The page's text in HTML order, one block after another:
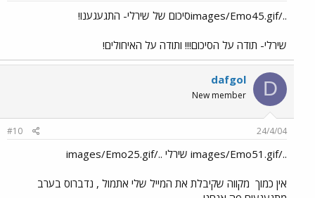
../images/Emo45.gifסיכום של שירלי- התגעגענו!
שירלי- תודה על הסיכום!!! ותודה על האיחולים!
D
dafgol
New member
24/4/04
#10
../images/Emo51.gif שירלי ../images/Emo25.gif
אין כמוך מקווה שקיבלת את המייל שלי אתמול , נדברוס בערב